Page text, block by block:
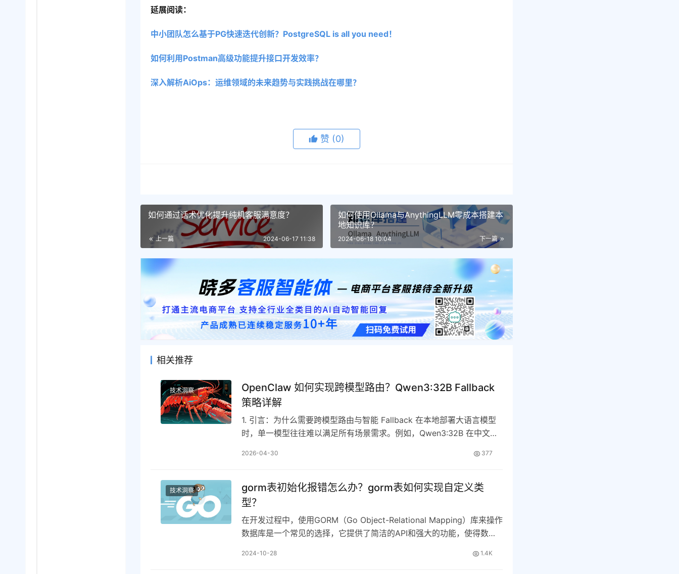
延展阅读：
中小团队怎么基于PG快速迭代创新？PostgreSQL is all you need！
如何利用Postman高级功能提升接口开发效率？
深入解析AiOps：运维领域的未来趋势与实践挑战在哪里？
赞 (0)
如何通过话术优化提升纯机客服满意度？
上一篇 2024-06-17 11:38
如何使用Ollama与AnythingLLM零成本搭建本
地知识库？
下一篇
2024-06-18 10:04
相关推荐
技术洞察
OpenClaw 如何实现跨模型路由？Qwen3:32B Fallback
策略详解
1. 引言：为什么需要跨模型路由与智能 Fallback 在本地部署大语言模型
时，单一模型往往难以满足所有场景需求。例如，Qwen3:32B 在中文理
2026-04-30 377
技术洞察
gorm表初始化报错怎么办？gorm表如何实现自定义类
型？
在开发过程中，使用GORM（Go Object-Relational Mapping）库来操作
数据库是一个常见的选择，它提供了简洁的API和强大的功能，使得数据
2024-10-28 1.4K